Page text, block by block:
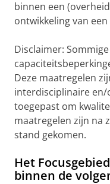
binnen een
ontwikkeling van
Disclaimer:
Deze maatregelen
interdisciplinaire en/
toegepast om
maatregelen zijn na
stand gekomen.
Het
binnen de